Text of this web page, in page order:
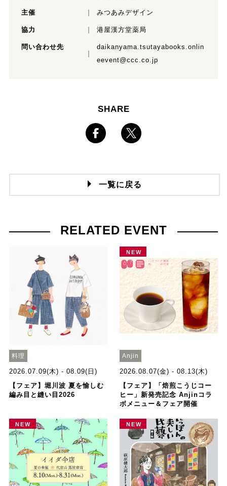
主催 みつあみデザイン
協力 港屋漢方堂薬局
問い合わせ先
daikanyama.tsutayabooks.onlin
eevent@ccc.co.jp
SHARE
一覧に戻る
RELATED EVENT
料理
2026.07.09(木) - 08.09(日)
【フェア】堀川波 夏を愉しむ
編み目と縫い目2026
NEW
Anjin
2026.08.07(金) - 08.13(木)
【フェア】「焙煎こうじコー
ヒー」新発売記念 Anjinコラ
ボメニュー＆フェア開催
NEW NEW